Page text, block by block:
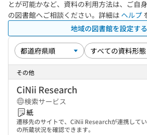
とが可能かなど、資料の利用方法は、ご自
の図書館へご相談ください。詳細は ヘルプ
地域の図書館を設定する
その他
CiNii Research
検索サービス
紙
遷移先のサイトで、CiNii Researchが連携して
の所蔵状況を確認できます。